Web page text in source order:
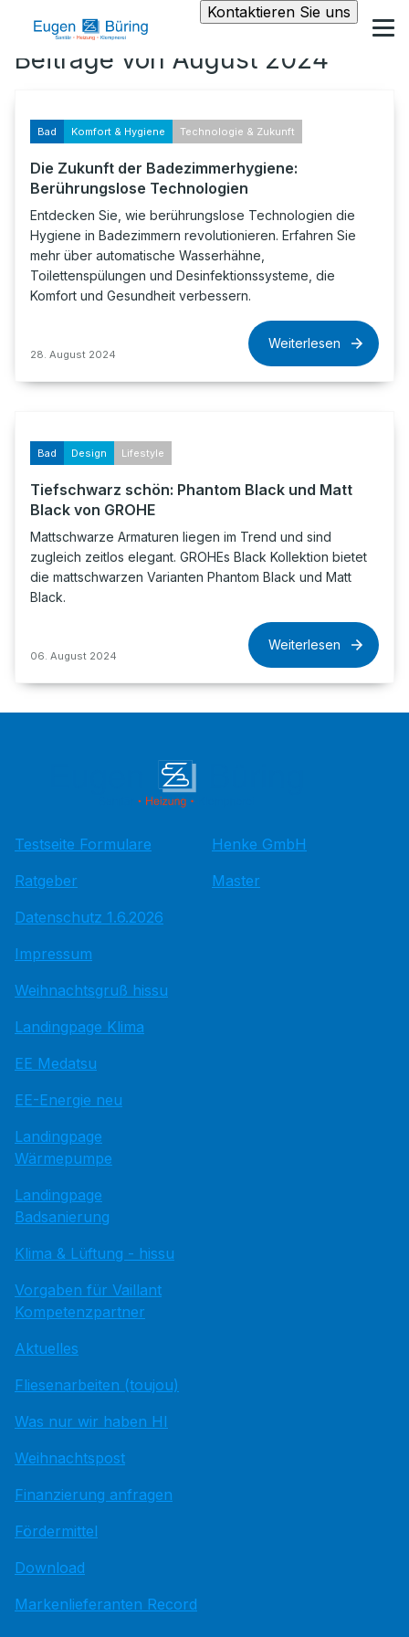
Kontaktieren Sie uns
Beiträge von August 2024
Bad Komfort & Hygiene Technologie & Zukunft
Die Zukunft der Badezimmerhygiene:
Berührungslose Technologien
Entdecken Sie, wie berührungslose Technologien die
Hygiene in Badezimmern revolutionieren. Erfahren Sie
mehr über automatische Wasserhähne,
Toilettenspülungen und Desinfektionssysteme, die
Komfort und Gesundheit verbessern.
28. August 2024
Weiterlesen
Bad Design Lifestyle
Tiefschwarz schön: Phantom Black und Matt
Black von GROHE
Mattschwarze Armaturen liegen im Trend und sind
zugleich zeitlos elegant. GROHEs Black Kollektion bietet
die mattschwarzen Varianten Phantom Black und Matt
Black.
06. August 2024
Weiterlesen
Testseite Formulare
Ratgeber
Datenschutz 1.6.2026
Impressum
Weihnachtsgruß hissu
Landingpage Klima
EE Medatsu
EE-Energie neu
Landingpage
Wärmepumpe
Landingpage
Badsanierung
Klima & Lüftung - hissu
Vorgaben für Vaillant
Kompetenzpartner
Aktuelles
Fliesenarbeiten (toujou)
Was nur wir haben HI
Weihnachtspost
Finanzierung anfragen
Fördermittel
Download
Markenlieferanten Record
Henke GmbH
Master